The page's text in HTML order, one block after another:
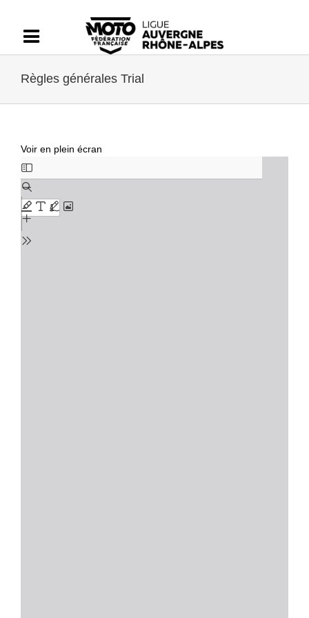
contenu
Règles générales Trial
Voir en plein écran
Aller
au
contenu
PDF